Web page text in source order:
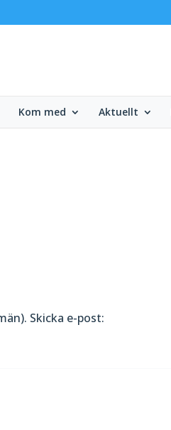
Kom med Aktuellt
Skicka e-post: